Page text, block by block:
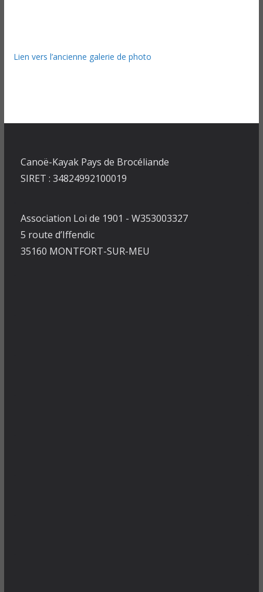
Lien vers l’ancienne galerie de photo
Canoë-Kayak Pays de Brocéliande
SIRET : 34824992100019
Association Loi de 1901 - W353003327
5 route d’Iffendic
35160 MONTFORT-SUR-MEU